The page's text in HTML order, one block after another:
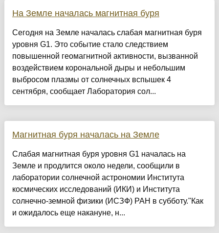
На Земле началась магнитная буря
Сегодня на Земле началась слабая магнитная буря
уровня G1. Это событие стало следствием
повышенной геомагнитной активности, вызванной
воздействием корональной дыры и небольшим
выбросом плазмы от солнечных вспышек 4
сентября, сообщает Лаборатория сол...
Магнитная буря началась на Земле
Слабая магнитная буря уровня G1 началась на
Земле и продлится около недели, сообщили в
лаборатории солнечной астрономии Института
космических исследований (ИКИ) и Института
солнечно-земной физики (ИСЗФ) РАН в субботу."Как
и ожидалось еще накануне, н...